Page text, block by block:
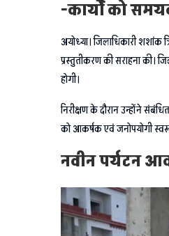
-कार्यों को
अयोध्या। जिलाधिकारी शशांक
प्रस्तुतीकरण की सराहना की।
होगी।
निरीक्षण के दौरान उन्होंने
को आकर्षक एवं जनोपयोगी स्वरूप
नवीन पर्यटन